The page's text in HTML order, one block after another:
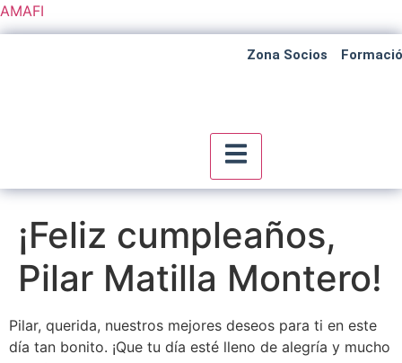
AMAFI
Zona Socios
Menú conmutador
¡Feliz cumpleaños,
Pilar Matilla Montero!
Pilar, querida, nuestros mejores deseos para ti en este
día tan bonito. ¡Que tu día esté lleno de alegría y mucho